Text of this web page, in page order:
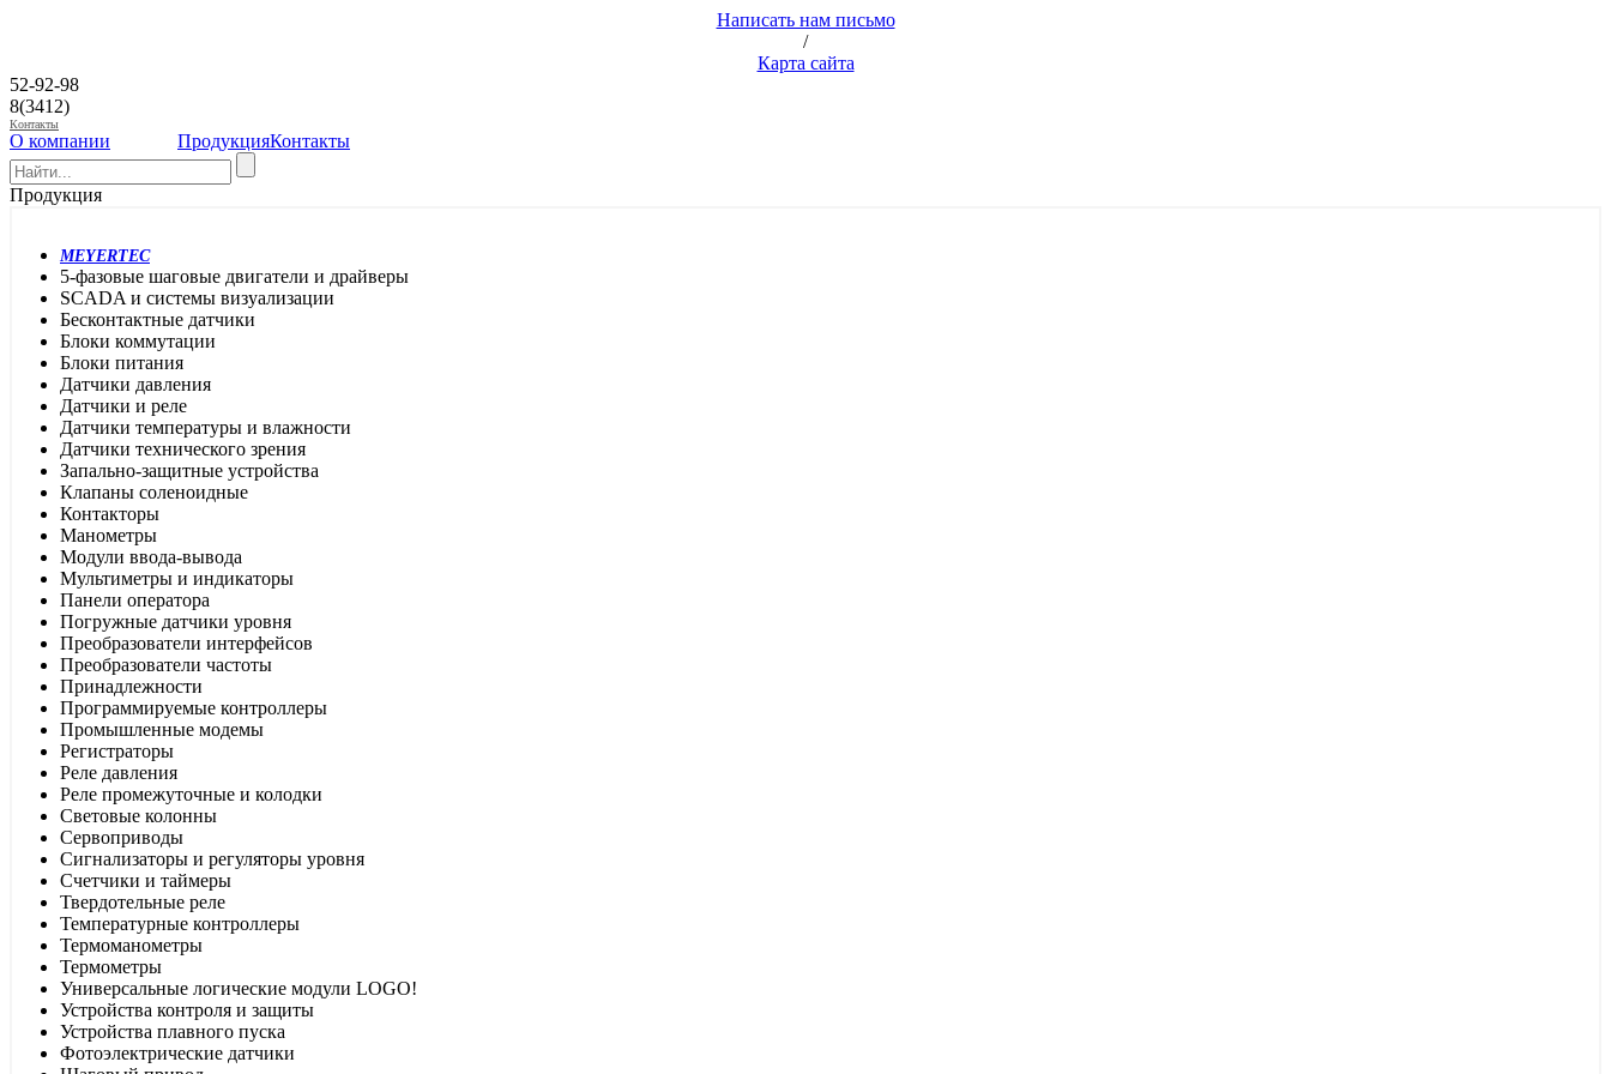
Написать нам письмо
/
Карта сайта
52-92-98
8(3412)
Контакты
О компании ПродукцияКонтакты
Продукция
MEYERTEC
5-фазовые шаговые двигатели и драйверы
SCADA и системы визуализации
Бесконтактные датчики
Блоки коммутации
Блоки питания
Датчики давления
Датчики и реле
Датчики температуры и влажности
Датчики технического зрения
Запально-защитные устройства
Клапаны соленоидные
Контакторы
Манометры
Модули ввода-вывода
Мультиметры и индикаторы
Панели оператора
Погружные датчики уровня
Преобразователи интерфейсов
Преобразователи частоты
Принадлежности
Программируемые контроллеры
Промышленные модемы
Регистраторы
Реле давления
Реле промежуточные и колодки
Световые колонны
Сервоприводы
Сигнализаторы и регуляторы уровня
Счетчики и таймеры
Твердотельные реле
Температурные контроллеры
Термоманометры
Термометры
Универсальные логические модули LOGO!
Устройства контроля и защиты
Устройства плавного пуска
Фотоэлектрические датчики